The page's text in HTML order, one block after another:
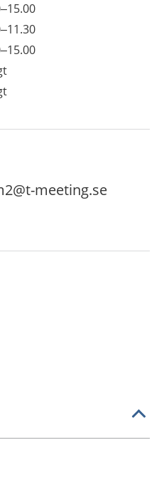
meeting.se